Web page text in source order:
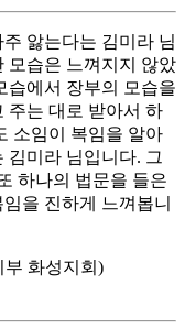
앓는다는 김미라 님
모습은 느껴지지 않았
습에서 장부의 모습을
주는 대로 받아서 하
소임이 복임을 알아
김미라 님입니다. 그
하나의 법문을 들은
을 진하게 느껴봅니
부 화성지회)